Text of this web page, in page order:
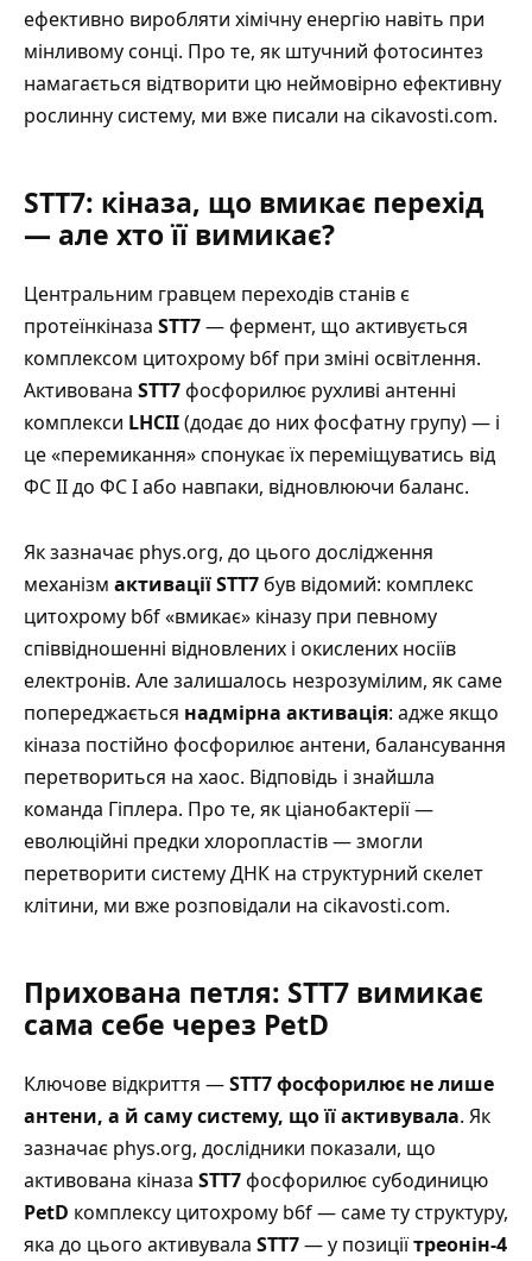
ефективно виробляти хімічну енергію навіть при
мінливому сонці. Про те, як штучний фотосинтез
намагається відтворити цю неймовірно ефективну
рослинну систему, ми вже писали на cikavosti.com.
STT7: кіназа, що вмикає перехід
— але хто її вимикає?
Центральним гравцем переходів станів є
протеїнкіназа STT7— фермент, що активується
комплексом цитохрому b6f при зміні освітлення.
Активована STT7фосфорилює рухливі антенні
комплекси LHCII(додає до них фосфатну групу) — і
це «перемикання» спонукає їх переміщуватись від
ФС II до ФС I або навпаки, відновлюючи баланс.
Як зазначає phys.org, до цього дослідження
механізм активації STT7 був відомий: комплекс
цитохрому b6f «вмикає» кіназу при певному
співвідношенні відновлених і окислених носіїв
електронів. Але залишалось незрозумілим, як саме
попереджається надмірна активація: адже якщо
кіназа постійно фосфорилює антени, балансування
перетвориться на хаос. Відповідь і знайшла
команда Гіплера. Про те, як ціанобактерії —
еволюційні предки хлоропластів — змогли
перетворити систему ДНК на структурний скелет
клітини, ми вже розповідали на cikavosti.com.
Прихована петля: STT7 вимикає
сама себе через PetD
Ключове відкриття —STT7 фосфорилює не лише
антени, а й саму систему, що її активувала. Як
зазначає phys.org, дослідники показали, що
активована кіназа STT7фосфорилює субодиницю
PetD комплексу цитохрому b6f — саме ту структуру,
яка до цього активувала STT7— у позиціїтреонін-4